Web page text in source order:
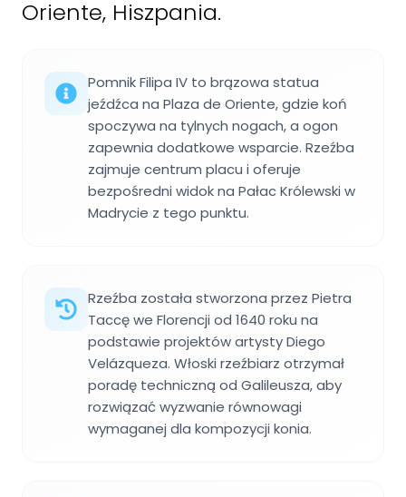
Oriente, Hiszpania.
Pomnik Filipa IV to brązowa statua
jeźdźca na Plaza de Oriente, gdzie koń
spoczywa na tylnych nogach, a ogon
zapewnia dodatkowe wsparcie. Rzeźba
zajmuje centrum placu i oferuje
bezpośredni widok na Pałac Królewski w
Madrycie z tego punktu.
Rzeźba została stworzona przez Pietra
Taccę we Florencji od 1640 roku na
podstawie projektów artysty Diego
Velázqueza. Włoski rzeźbiarz otrzymał
poradę techniczną od Galileusza, aby
rozwiązać wyzwanie równowagi
wymaganej dla kompozycji konia.